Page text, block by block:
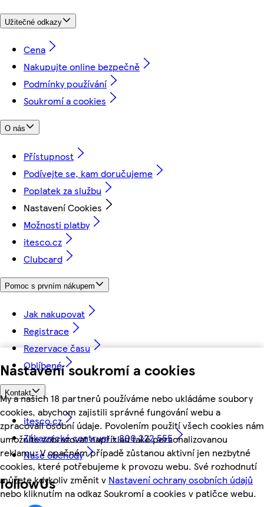
Nastavení soukromí a cookies
My a našich 18 partnerů používáme nebo ukládáme soubory
cookies, abychom zajistili správné fungování webu a
zpracovali osobní údaje. Povolením použití všech cookies nám
umožníte zobrazovat například také personalizovanou
reklamu. V opačném případě zůstanou aktivní jen nezbytné
cookies, které potřebujeme k provozu webu. Své rozhodnutí
můžete kdykoliv změnit v Nastavení ochrany osobních údajů
nebo kliknutím na odkaz Soukromí a cookies v patičce webu.
Užitečné odkazy
Cena
Nakupujte online bezpečně
Podmínky používání
Soukromí a cookies
O nás
Přístupnost
Podívejte se, kam doručujeme
Poplatek za službu
Nastavení Cookies
Možnosti platby
itesco.cz
Clubcard
Pomoc s prvním nákupem
Jak nakupovat
Registrace
Rezervace času
Oblíbené
Kontakt
itesco.cz
Zákaznické centrum - 800 222 555
Naše obchody
followUs